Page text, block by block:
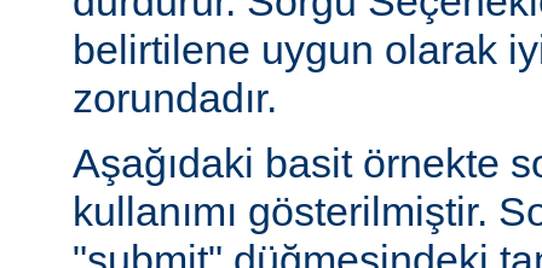
belirtilene uygun olarak
zorundadır.
Aşağıdaki basit örnekte
kullanımı gösterilmiştir.